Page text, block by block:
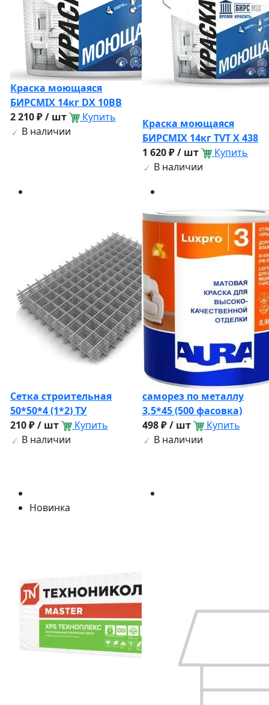
Краска моющаяся
БИРСМIX 14кг DX 10BB
2 210 ₽ / шт
Купить
В наличии
Краска моющаяся
БИРСМIX 14кг TVT X 438
1 620 ₽ / шт
Купить
В наличии
Сетка строительная
50*50*4 (1*2) ТУ
210 ₽ / шт
Купить
В наличии
саморез по металлу
3,5*45 (500 фасовка)
498 ₽ / шт
Купить
В наличии
Новинка